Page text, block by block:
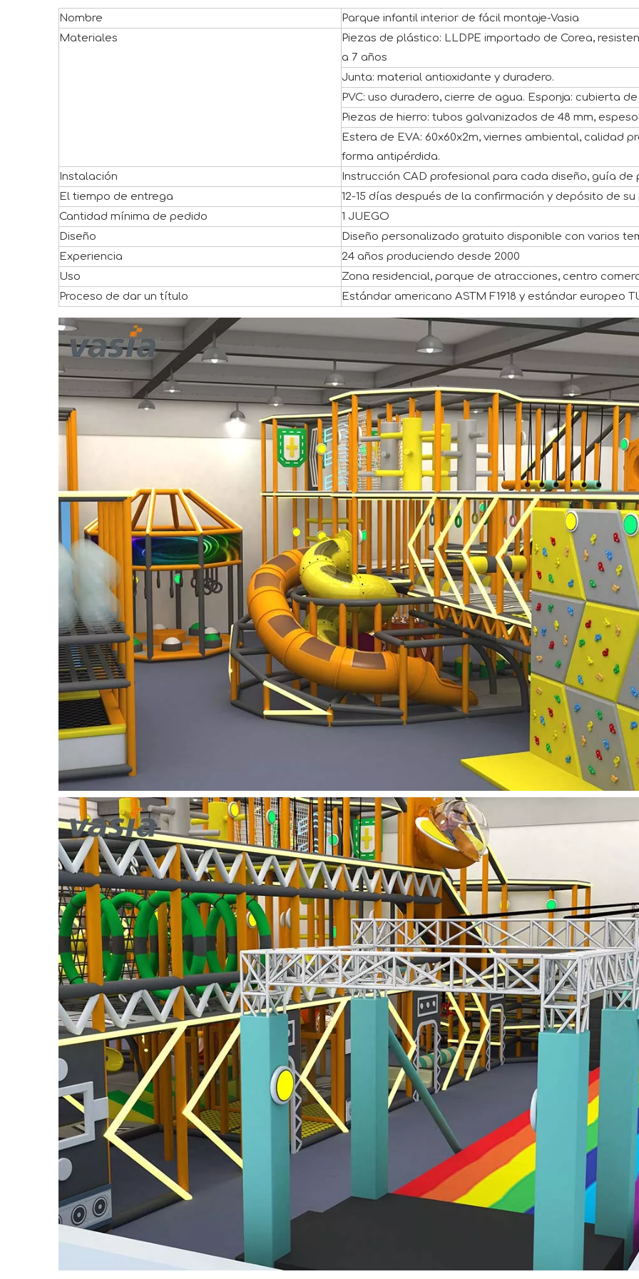
Nombre
Parque infantil interior de fácil montaje-Vasia
Materiales
Piezas de plástico: LLDPE importado de Corea,
a 7 años
Junta: material antioxidante y duradero.
PVC: uso duradero, cierre de agua. Esponja: cubierta
Piezas de hierro: tubos galvanizados de 48 mm,
Estera de EVA: 60x60x2m, viernes ambiental, calidad
forma antipérdida.
Instalación
Instrucción CAD profesional para cada diseño, guía
El tiempo de entrega
12-15 días después de la confirmación y depósito de su
Cantidad mínima de pedido
1 JUEGO
Diseño
Diseño personalizado gratuito disponible con varios
Experiencia
24 años produciendo desde 2000
Uso
Zona residencial, parque de atracciones, centro
Proceso de dar un título
Estándar americano ASTM F1918 y estándar europeo